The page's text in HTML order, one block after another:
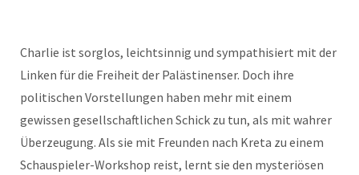
Charlie ist sorglos, leichtsinnig und sympathisiert mit der
Linken für die Freiheit der Palästinenser. Doch ihre
politischen Vorstellungen haben mehr mit einem
gewissen gesellschaftlichen Schick zu tun, als mit wahrer
Überzeugung. Als sie mit Freunden nach Kreta zu einem
Schauspieler-Workshop reist, lernt sie den mysteriösen